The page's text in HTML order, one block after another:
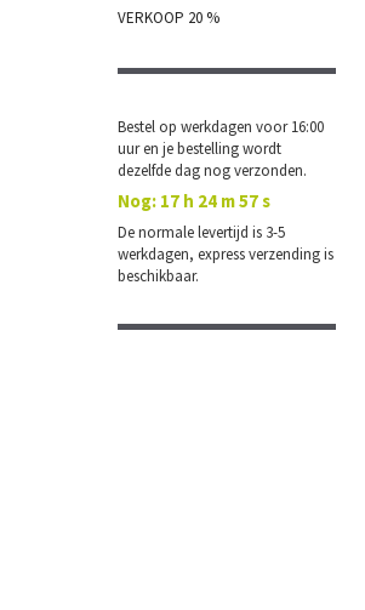
VERKOOP 20 %
Bestel op werkdagen voor 16:00
uur en je bestelling wordt
dezelfde dag nog verzonden.
Nog: 17 h 24 m 56 s
De normale levertijd is 3-5
werkdagen, express verzending is
beschikbaar.